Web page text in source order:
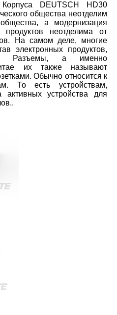
DEUTSCH HD30
общества неотделим
а модернизация
продуктов неотделима от
На самом деле, многие
электронных продуктов,
Разъемы, а именно
их также называют
Обычно относится к
То есть устройствам,
устройства для